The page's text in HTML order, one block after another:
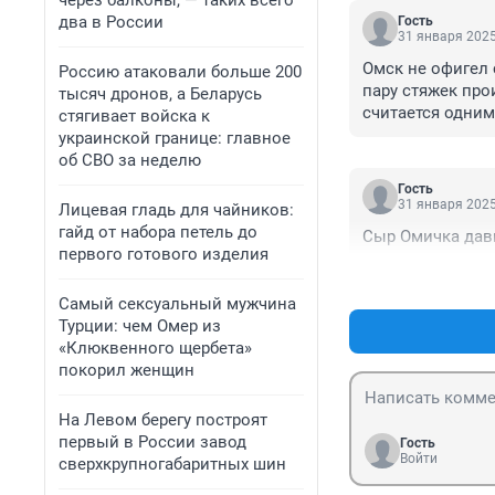
два в России
Россию атаковали больше 200
тысяч дронов, а Беларусь
стягивает войска к
украинской границе: главное
об СВО за неделю
Лицевая гладь для чайников:
гайд от набора петель до
первого готового изделия
Самый сексуальный мужчина
Турции: чем Омер из
«Клюквенного щербета»
покорил женщин
На Левом берегу построят
первый в России завод
сверхкрупногабаритных шин
Гость
31 января
Омск не офигел
пару стяжек
считается
Гость
31 января
Сыр Омичка
Гость
Войти